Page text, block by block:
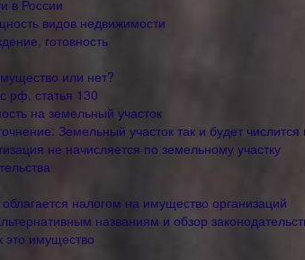
в России
видов недвижимости
готовность
или нет?
рф, статья 130
на земельный участок
Земельный участок так и будет
не начисляется по земельному участку
налогом на имущество организаций
названиям и обзор
это имущество